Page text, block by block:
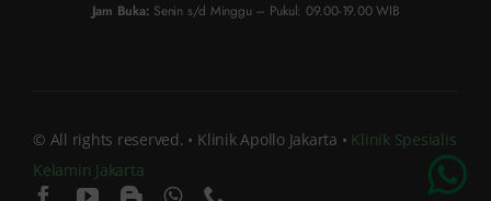
Jam Buka: Senin s/d Minggu – Pukul: 09.00-19.00 WIB
© All rights reserved. • Klinik Apollo Jakarta • Klinik Spesialis
Kelamin Jakarta